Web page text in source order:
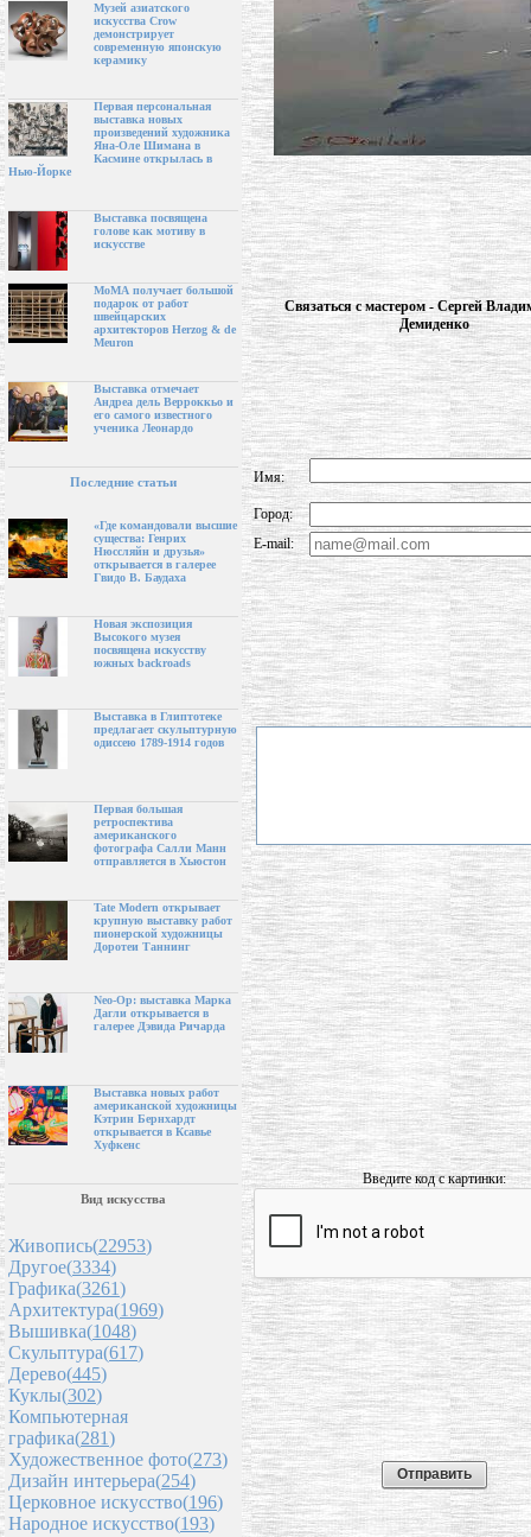
Музей азиатского
искусства Crow
демонстрирует
современную японскую
керамику
Первая персональная
выставка новых
произведений художника
Яна-Оле Шимана в
Касмине открылась в
Нью-Йорке
Выставка посвящена
голове как мотиву в
искусстве
МоМА получает большой
подарок от работ
швейцарских
архитекторов Herzog & de
Meuron
Выставка отмечает
Андреа дель Верроккьо и
его самого известного
ученика Леонардо
Последние статьи
«Где командовали высшие
существа: Генрих
Нюссляйн и друзья»
открывается в галерее
Гвидо В. Баудаха
Новая экспозиция
Высокого музея
посвящена искусству
южных backroads
Выставка в Глиптотеке
предлагает скульптурную
одиссею 1789-1914 годов
Первая большая
ретроспектива
американского
фотографа Салли Манн
отправляется в Хьюстон
Tate Modern открывает
крупную выставку работ
пионерской художницы
Доротеи Таннинг
Neo-Op: выставка Марка
Дагли открывается в
галерее Дэвида Ричарда
Выставка новых работ
американской художницы
Кэтрин Бернхардт
открывается в Ксавье
Хуфкенс
Вид искусства
Живопись(22953)
Другое(3334)
Графика(3261)
Архитектура(1969)
Вышивка(1048)
Скульптура(617)
Дерево(445)
Куклы(302)
Компьютерная
графика(281)
Художественное фото(273)
Дизайн интерьера(254)
Церковное искусство(196)
Народное искусство(193)
Связаться с мастером - Сергей
Демиденко
Имя:
Город:
E-mail:
Введите код с картинки: